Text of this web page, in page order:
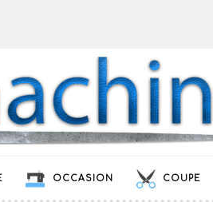
OCCASION COUPE